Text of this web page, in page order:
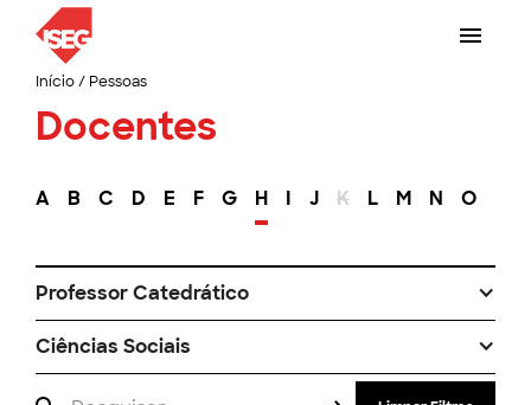
Início/ Pessoas
Docentes
A B C D E F G H I J K L M N O
Professor Catedrático
Ciências Sociais